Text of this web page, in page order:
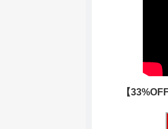
【